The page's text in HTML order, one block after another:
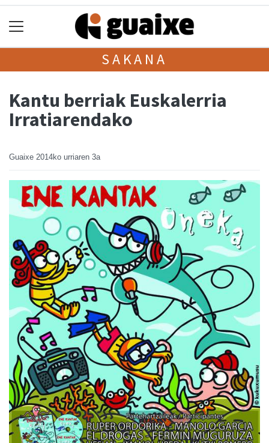
SAKANA
Kantu berriak Euskalerria
Irratiarendako
Guaixe 2014ko urriaren 3a